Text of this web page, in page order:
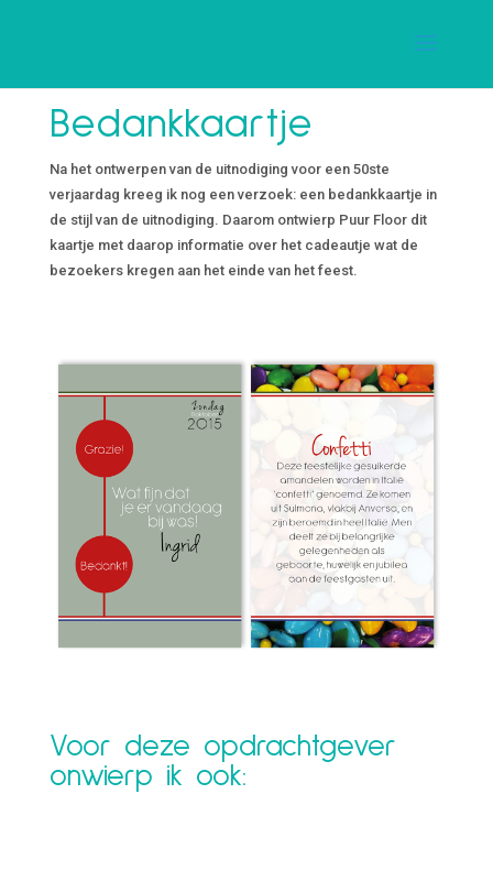
Bedankkaartje
Na het ontwerpen van de uitnodiging voor een 50ste
verjaardag kreeg ik nog een verzoek: een bedankkaartje in
de stijl van de uitnodiging. Daarom ontwierp Puur Floor dit
kaartje met daarop informatie over het cadeautje wat de
bezoekers kregen aan het einde van het feest.
Voor deze opdrachtgever
onwierp ik ook: